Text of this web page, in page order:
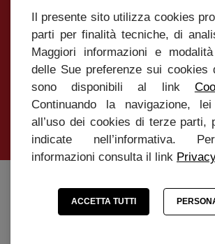
Iscriviti alla Newsletter per
aggiornato su tutte le novità e
INVIA
Caffè Roen s.r.l
Via Marconi, 20 - 37010 Affi
Il presente sito utilizza cookies
parti per finalità tecniche, di
Maggiori informazioni e
delle Sue preferenze sui cookies
sono disponibili al link
Continuando la navigazione,
all’uso dei cookies di terze parti,
indicate nell’informativa.
informazioni consulta il link
ACCETTA TUTTI